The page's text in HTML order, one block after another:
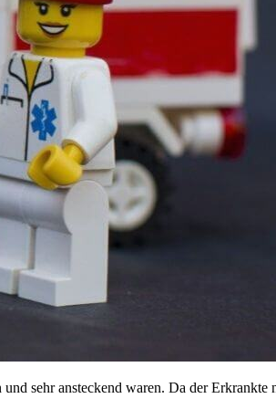
sehr ansteckend waren. Da der Erkrankte